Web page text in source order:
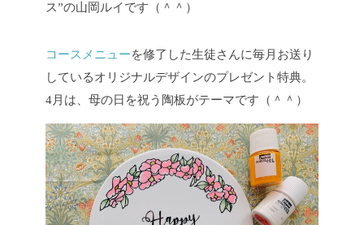
ス”の山岡ルイです（＾＾）
コースメニューを修了した生徒さんに毎月お送り
しているオリジナルデザインのプレゼント特典。
4月は、母の日を祝う陶板がテーマです（＾＾）